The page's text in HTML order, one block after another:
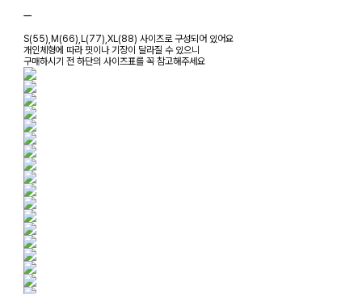
ㅡ
S(55),M(66),L(77),XL(88) 사이즈로 구성되어 있어요
개인체형에 따라 핏이나 기장이 달라질 수 있으니
구매하시기 전 하단의 사이즈표를 꼭 참고해주세요